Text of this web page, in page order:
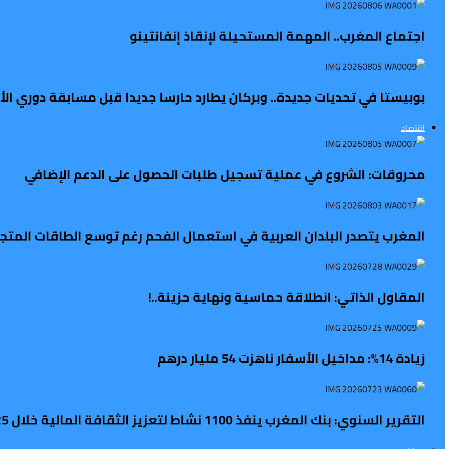
اجتماع المغرب.. المهمة المستحيلة لإنقاذ إنفانتينو
بوبيستا في تحديات جديدة.. وبركان يطارد حارسا جديدا قبل مسابقة دوري
اقتصاد
محروقات: الشروع في عملية تسجيل طلبات الحصول على الدعم الإضافي
المغرب يتصدر البلدان العربية في استعمال الفحم رغم توسع الطاقات
المقاول الذاتي: انطلاقة حماسية ونهاية حزينة..!
زيادة 14%: مداخيل الأسفار ناهزت 54 مليار درهم
التقرير السنوي: بنك المغرب ينفذ 1100 نشاط لتعزيز الثقافة المالية خلال 2025